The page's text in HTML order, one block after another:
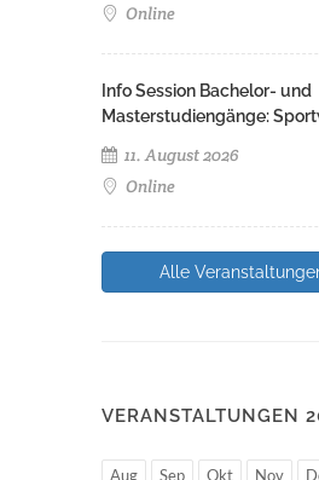
Online
Info Session Bachelor- und
Masterstudiengänge:
11. August 2026
Online
Alle
VERANSTALTUNGEN
Aug Sep Okt Nov